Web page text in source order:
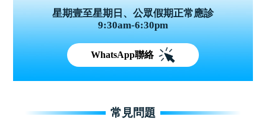
星期壹至星期日、公眾假期正常應診
9:30am-6:30pm
WhatsApp聯絡
常見問題